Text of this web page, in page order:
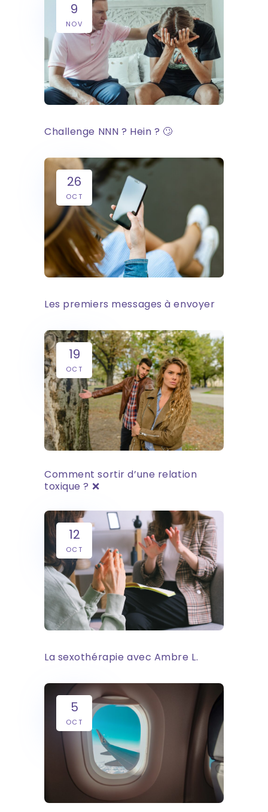
9
NOV
Challenge NNN ? Hein ? 🙄
26
OCT
Les premiers messages à envoyer
19
OCT
Comment sortir d’une relation
toxique ? ❌
12
OCT
La sexothérapie avec Ambre L.
5
OCT